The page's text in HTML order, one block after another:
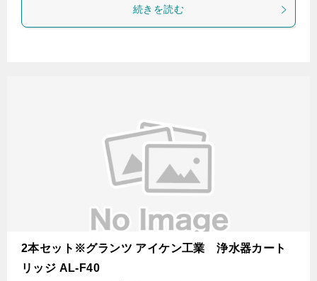
続きを読む
2本セット※グランツ アイケン工業 浄水器カート
リッジ AL-F40